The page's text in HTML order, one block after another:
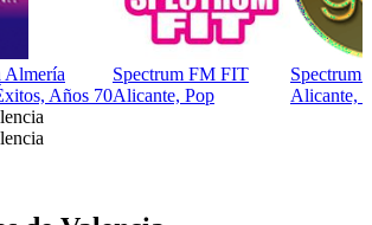
Almería
Años 70
Spectrum FM FIT
Alicante, Pop
Spectrum
Alicante,